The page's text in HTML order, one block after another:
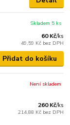
60 Kč/ks
49,59 Kč bez DPH
Skladem 5 ks
Přidat do košíku
260 Kč/ks
214,88 Kč bez DPH
Není skladem